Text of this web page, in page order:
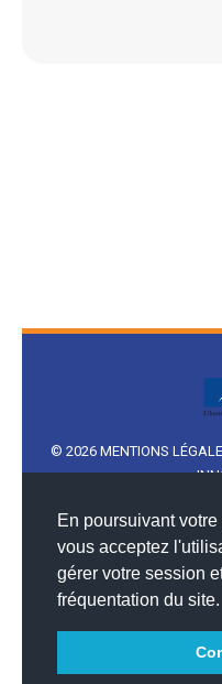
En poursuivant
vous acceptez
gérer votre session
fréquentation du site.
© 2026 MENTIONS